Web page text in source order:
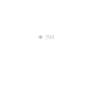
넶 294